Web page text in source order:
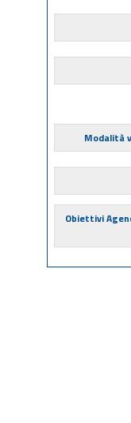
Modalità
Obiettivi